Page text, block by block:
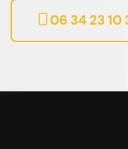
06 34 23 10